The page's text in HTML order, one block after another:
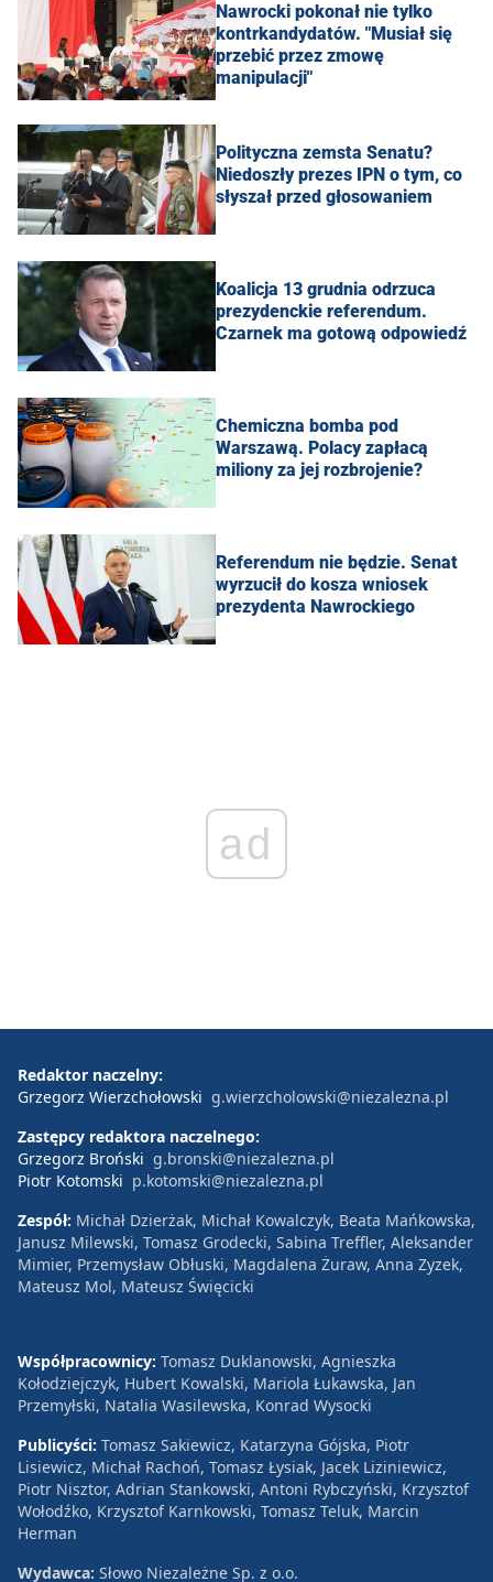
Nawrocki pokonał nie tylko
kontrkandydatów. "Musiał się
przebić przez zmowę
manipulacji"
Polityczna zemsta Senatu?
Niedoszły prezes IPN o tym, co
słyszał przed głosowaniem
Koalicja 13 grudnia odrzuca
prezydenckie referendum.
Czarnek ma gotową odpowiedź
Chemiczna bomba pod
Warszawą. Polacy zapłacą
miliony za jej rozbrojenie?
Referendum nie będzie. Senat
wyrzucił do kosza wniosek
prezydenta Nawrockiego
ad
Redaktor naczelny:
Grzegorz Wierzchołowski g.wierzcholowski@niezalezna.pl
Zastępcy redaktora naczelnego:
Grzegorz Broński g.bronski@niezalezna.pl
Piotr Kotomski p.kotomski@niezalezna.pl
Zespół: Michał Dzierżak, Michał Kowalczyk, Beata Mańkowska,
Janusz Milewski, Tomasz Grodecki, Sabina Treffler, Aleksander
Mimier, Przemysław Obłuski, Magdalena Żuraw, Anna Zyzek,
Mateusz Mol, Mateusz Święcicki
Współpracownicy: Tomasz Duklanowski, Agnieszka
Kołodziejczyk, Hubert Kowalski, Mariola Łukawska, Jan
Przemyłski, Natalia Wasilewska, Konrad Wysocki
Publicyści: Tomasz Sakiewicz, Katarzyna Gójska, Piotr
Lisiewicz, Michał Rachoń, Tomasz Łysiak, Jacek Liziniewicz,
Piotr Nisztor, Adrian Stankowski, Antoni Rybczyński, Krzysztof
Wołodźko, Krzysztof Karnkowski, Tomasz Teluk, Marcin
Herman
Wydawca: Słowo Niezależne Sp. z o.o.